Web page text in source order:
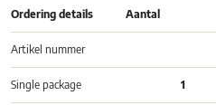
Ordering details Aantal
Artikel nummer
Single package 1